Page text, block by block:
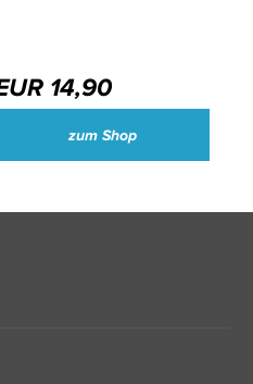
14,90
zum Shop